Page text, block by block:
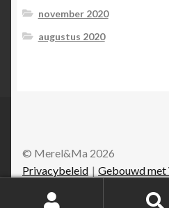
november 2020
augustus 2020
© Merel&Ma 2026
Privacybeleid
Gebouwd